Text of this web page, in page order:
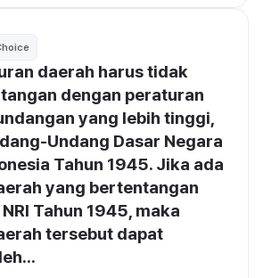
daerah harus tidak
dengan peraturan
yang lebih tinggi,
Undang Dasar Negara
Tahun 1945. Jika ada
yang bertentangan
Tahun 1945, maka
tersebut dapat